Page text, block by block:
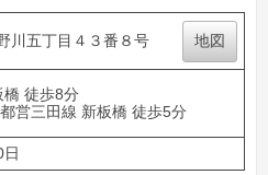
川五丁目４３番８号 地図
橋 徒歩8分
営三田線 新板橋 徒歩5分